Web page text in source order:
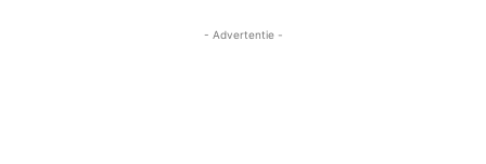
- Advertentie -